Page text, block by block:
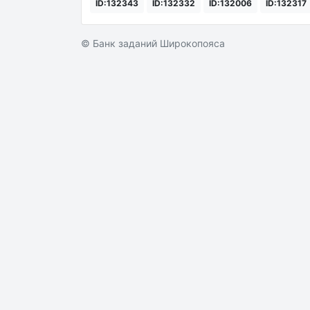
ID:132343 ID:132332 ID:132006 ID:132317
© Банк заданий Широкопояса